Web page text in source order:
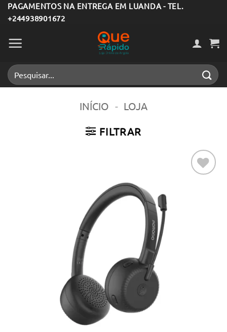
Skip
to
content
PAGAMENTOS NA ENTREGA EM LUANDA - TEL.
+244938901672
Pesquisar
por:
INÍCIO - LOJA
FILTRAR